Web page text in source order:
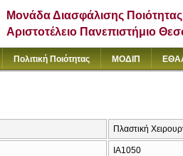
Μονάδα Διασφάλισης Ποιότητας
Αριστοτέλειο Πανεπιστήμιο
Πολιτική Ποιότητας ΜΟΔΙΠ
Πλαστική
ΙΑ1050